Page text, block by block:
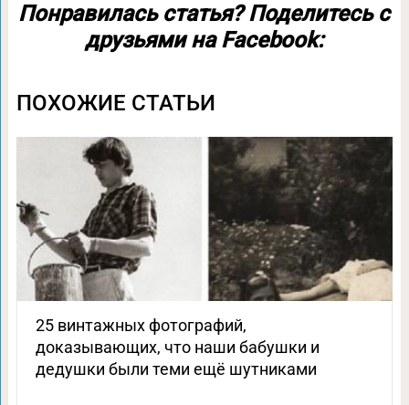
Понравилась статья? Поделитесь с
друзьями на Facebook:
ПОХОЖИЕ СТАТЬИ
25 винтажных фотографий,
доказывающих, что наши бабушки и
дедушки были теми ещё шутниками